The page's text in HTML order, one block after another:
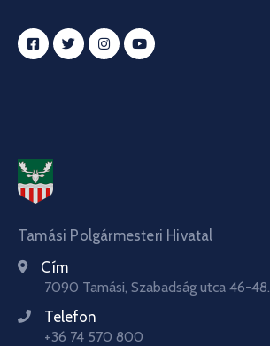
Tamási Polgármesteri Hivatal
Cím
7090 Tamási, Szabadság utca 46-48.
Telefon
+36 74 570 800